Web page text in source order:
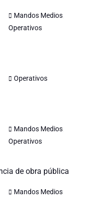
Mandos Medios
Operativos
Operativos
Mandos Medios
Operativos
de obra pública
Mandos Medios